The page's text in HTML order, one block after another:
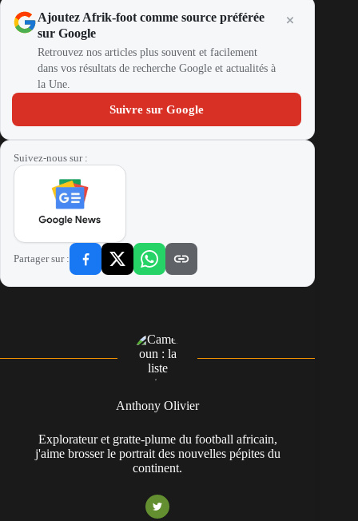
Ajoutez Afrik-foot comme source préférée
sur Google
Retrouvez nos articles plus souvent et facilement
dans vos résultats de recherche Google et actualités à
la Une.
Suivre sur Google
Suivez-nous sur :
Partager sur :
Anthony Olivier
Explorateur et gratte-plume du football africain,
j'aime brosser le portrait des nouvelles pépites du
continent.